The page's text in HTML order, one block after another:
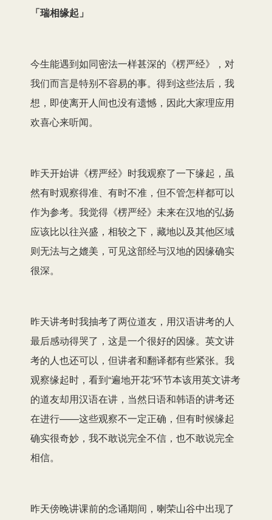
「瑞相缘起」
今生能遇到如同密法一样甚深的《楞严经》，对
我们而言是特别不容易的事。得到这些法后，我
想，即使离开人间也没有遗憾，因此大家理应用
欢喜心来听闻。
昨天开始讲《楞严经》时我观察了一下缘起，虽
然有时观察得准、有时不准，但不管怎样都可以
作为参考。我觉得《楞严经》未来在汉地的弘扬
应该比以往兴盛，相较之下，藏地以及其他区域
则无法与之媲美，可见这部经与汉地的因缘确实
很深。
昨天讲考时我抽考了两位道友，用汉语讲考的人
最后感动得哭了，这是一个很好的因缘。英文讲
考的人也还可以，但讲者和翻译都有些紧张。我
观察缘起时，看到“遍地开花”环节本该用英文讲考
的道友却用汉语在讲，当然日语和韩语的讲考还
在进行——这些观察不一定正确，但有时候缘起
确实很奇妙，我不敢说完全不信，也不敢说完全
相信。
昨天傍晚讲课前的念诵期间，喇荣山谷中出现了